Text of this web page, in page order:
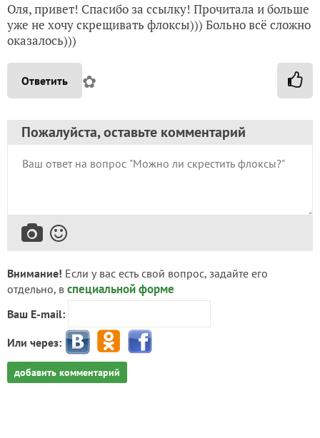
Оля, привет! Спасибо за ссылку! Прочитала и больше
уже не хочу скрещивать флоксы))) Больно всё сложно
оказалось)))
Ответить ✿
Пожалуйста, оставьте комментарий
Внимание! Если у вас есть свой вопрос, задайте его
отдельно, в специальной форме
Ваш E-mail:
Или через:
добавить комментарий